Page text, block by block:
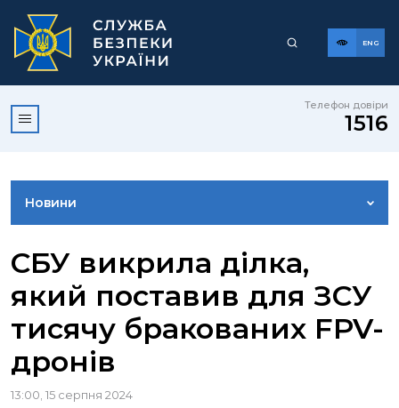
ENG
Телефон довіри
1516
Новини
ВІДЕОГАЛЕРЕЯ
КОНТАКТИ ПРЕСЦЕНТРУ
СБУ викрила ділка,
який поставив для ЗСУ
тисячу бракованих FPV-
дронів
13:00, 15 серпня 2024